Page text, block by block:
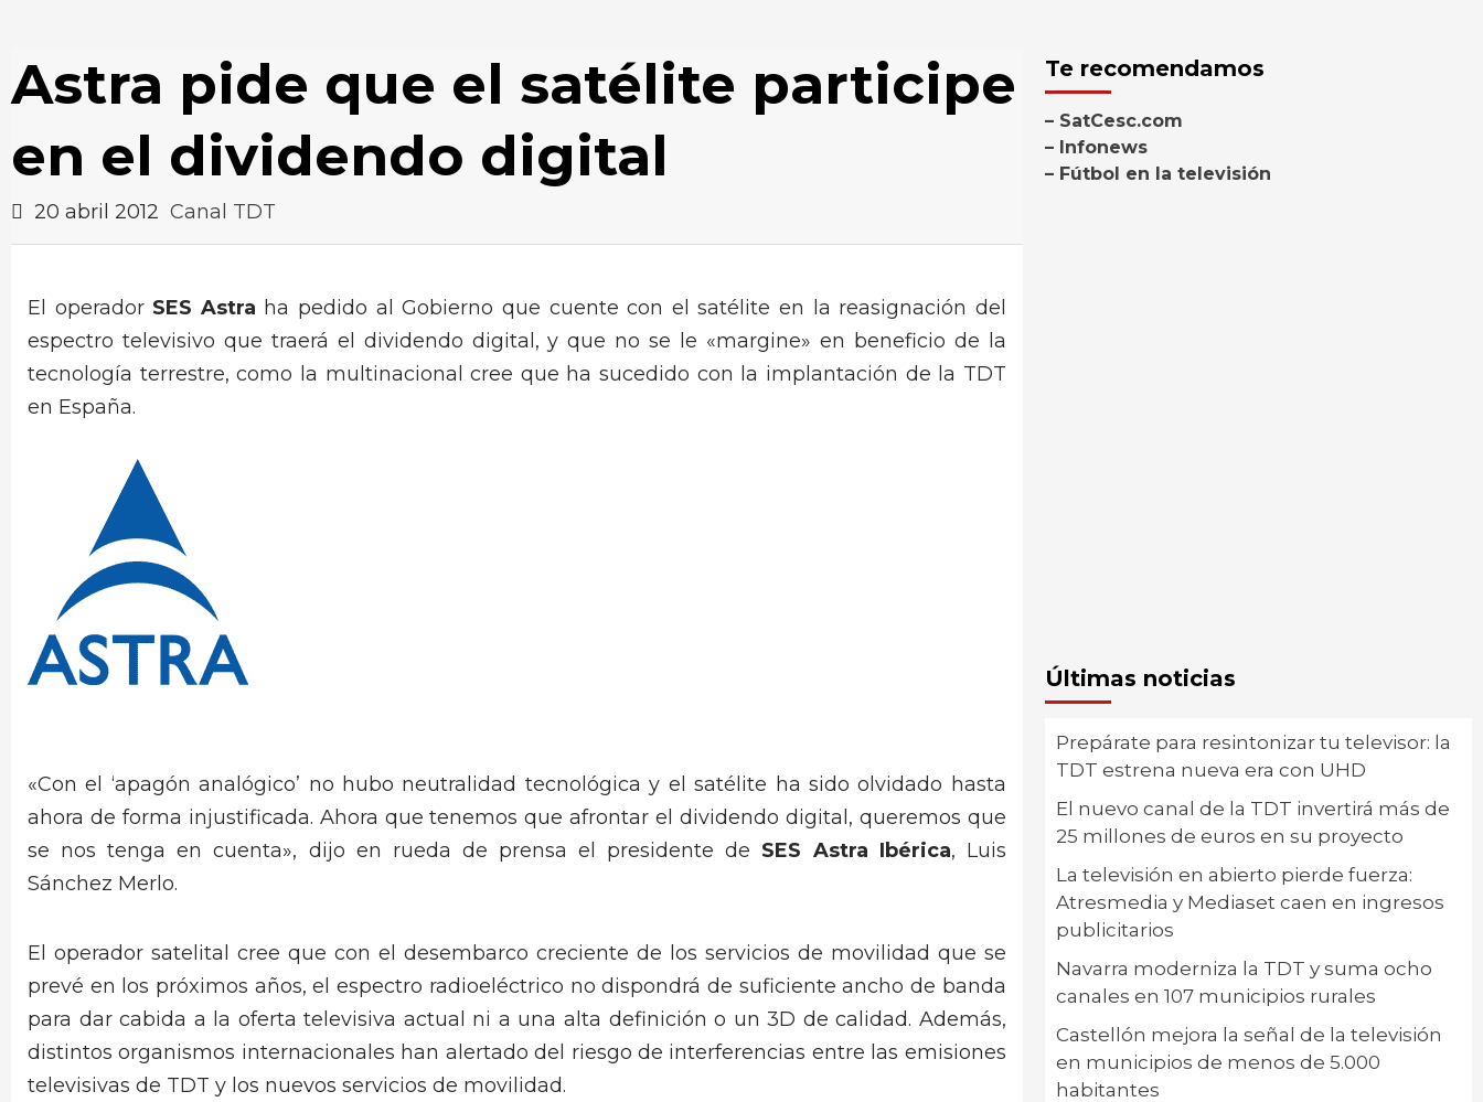
Astra pide que el satélite participe
en el dividendo digital
20 abril 2012 Canal TDT
El operador SES Astra ha pedido al Gobierno que cuente con el satélite en la reasignación del
espectro televisivo que traerá el dividendo digital, y que no se le «margine» en beneficio de la
tecnología terrestre, como la multinacional cree que ha sucedido con la implantación de la TDT
en España.
«Con el ‘apagón analógico’ no hubo neutralidad tecnológica y el satélite ha sido olvidado hasta
ahora de forma injustificada. Ahora que tenemos que afrontar el dividendo digital, queremos que
se nos tenga en cuenta», dijo en rueda de prensa el presidente de SES Astra Ibérica, Luis
Sánchez Merlo.
El operador satelital cree que con el desembarco creciente de los servicios de movilidad que se
prevé en los próximos años, el espectro radioeléctrico no dispondrá de suficiente ancho de banda
para dar cabida a la oferta televisiva actual ni a una alta definición o un 3D de calidad. Además,
distintos organismos internacionales han alertado del riesgo de interferencias entre las emisiones
televisivas de TDT y los nuevos servicios de movilidad.
Te recomendamos
– SatCesc.com
– Infonews
– Fútbol en la televisión
Últimas noticias
Prepárate para resintonizar tu televisor: la
TDT estrena nueva era con UHD
El nuevo canal de la TDT invertirá más de
25 millones de euros en su proyecto
La televisión en abierto pierde fuerza:
Atresmedia y Mediaset caen en ingresos
publicitarios
Navarra moderniza la TDT y suma ocho
canales en 107 municipios rurales
Castellón mejora la señal de la televisión
en municipios de menos de 5.000
habitantes